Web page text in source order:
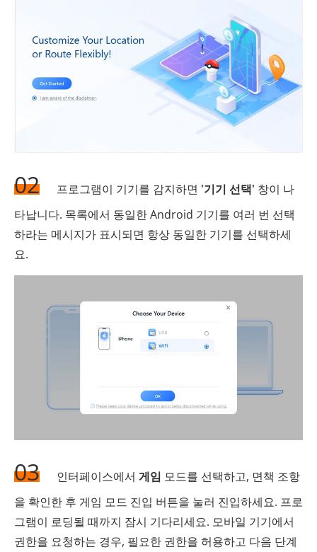
02 프로그램이 기기를 감지하면 '기기 선택' 창이 나
타납니다. 목록에서 동일한 Android 기기를 여러 번 선택
하라는 메시지가 표시되면 항상 동일한 기기를 선택하세
요.
03 인터페이스에서 게임 모드를 선택하고, 면책 조항
을 확인한 후 게임 모드 진입 버튼을 눌러 진입하세요. 프로
그램이 로딩될 때까지 잠시 기다리세요. 모바일 기기에서
권한을 요청하는 경우, 필요한 권한을 허용하고 다음 단계